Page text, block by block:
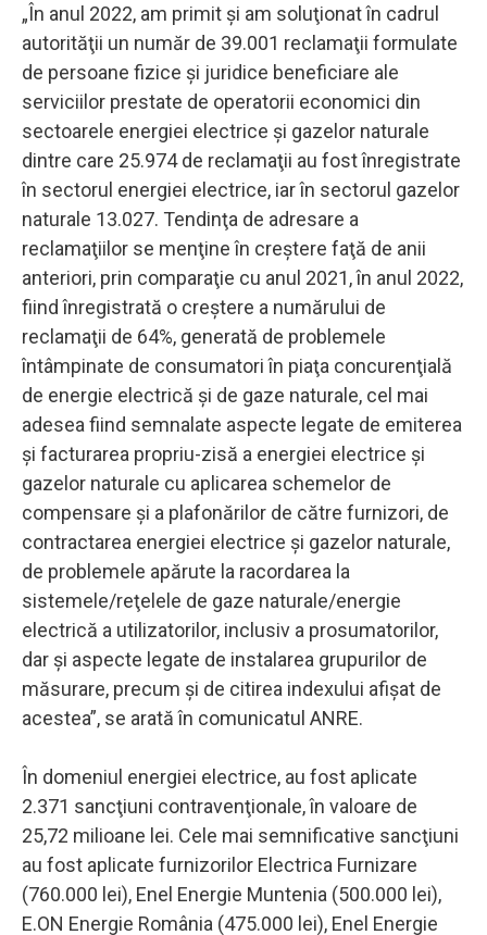
„În anul 2022, am primit şi am soluţionat în cadrul
autorităţii un număr de 39.001 reclamaţii formulate
de persoane fizice şi juridice beneficiare ale
serviciilor prestate de operatorii economici din
sectoarele energiei electrice şi gazelor naturale
dintre care 25.974 de reclamaţii au fost înregistrate
în sectorul energiei electrice, iar în sectorul gazelor
naturale 13.027. Tendinţa de adresare a
reclamaţiilor se menţine în creştere faţă de anii
anteriori, prin comparaţie cu anul 2021, în anul 2022,
fiind înregistrată o creştere a numărului de
reclamaţii de 64%, generată de problemele
întâmpinate de consumatori în piaţa concurenţială
de energie electrică şi de gaze naturale, cel mai
adesea fiind semnalate aspecte legate de emiterea
şi facturarea propriu-zisă a energiei electrice şi
gazelor naturale cu aplicarea schemelor de
compensare şi a plafonărilor de către furnizori, de
contractarea energiei electrice şi gazelor naturale,
de problemele apărute la racordarea la
sistemele/reţelele de gaze naturale/energie
electrică a utilizatorilor, inclusiv a prosumatorilor,
dar şi aspecte legate de instalarea grupurilor de
măsurare, precum şi de citirea indexului afişat de
acestea”, se arată în comunicatul ANRE.
În domeniul energiei electrice, au fost aplicate
2.371 sancţiuni contravenţionale, în valoare de
25,72 milioane lei. Cele mai semnificative sancţiuni
au fost aplicate furnizorilor Electrica Furnizare
(760.000 lei), Enel Energie Muntenia (500.000 lei),
E.ON Energie România (475.000 lei), Enel Energie